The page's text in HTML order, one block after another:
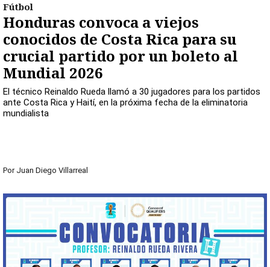
Fútbol
Honduras convoca a viejos
conocidos de Costa Rica para su
crucial partido por un boleto al
Mundial 2026
El técnico Reinaldo Rueda llamó a 30 jugadores para los partidos
ante Costa Rica y Haití, en la próxima fecha de la eliminatoria
mundialista
Por Juan Diego Villarreal